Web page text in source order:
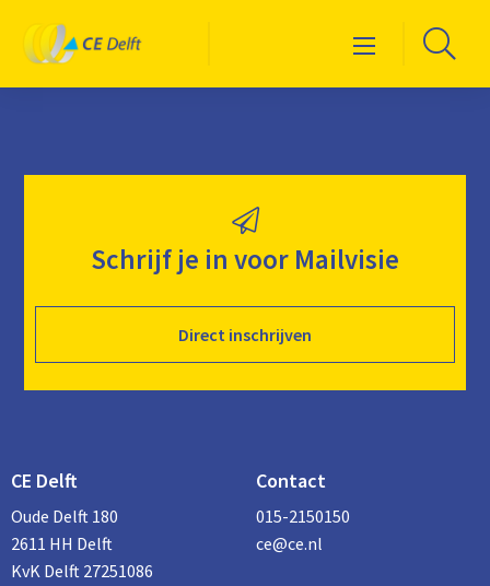
Logo
CE
Delft
Menu Ga
Schrijf je in voor Mailvisie
Direct inschrijven
CE Delft
Oude Delft 180
2611 HH Delft
KvK Delft 27251086
Contact
015-2150150
ce@ce.nl